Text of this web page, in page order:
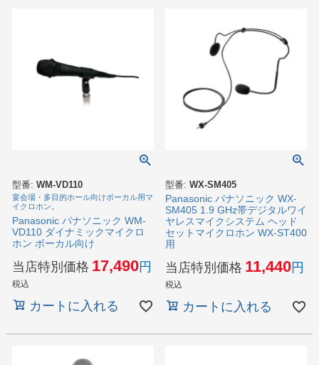
型番: WM-VD110
宴会場・多目的ホール向けボーカル用マ
イクロホン。
Panasonic パナソニック WM-
VD110 ダイナミックマイクロ
ホン ボーカル向け
当店特別価格 17,490
税込
カートに入れる
型番: WX-SM405
Panasonic パナソニック WX-
SM405 1.9 GHz帯デジタルワイ
ヤレスマイクシステム ヘッド
セットマイクロホン WX-ST400
用
当店特別価格 11,440
税込
カートに入れる